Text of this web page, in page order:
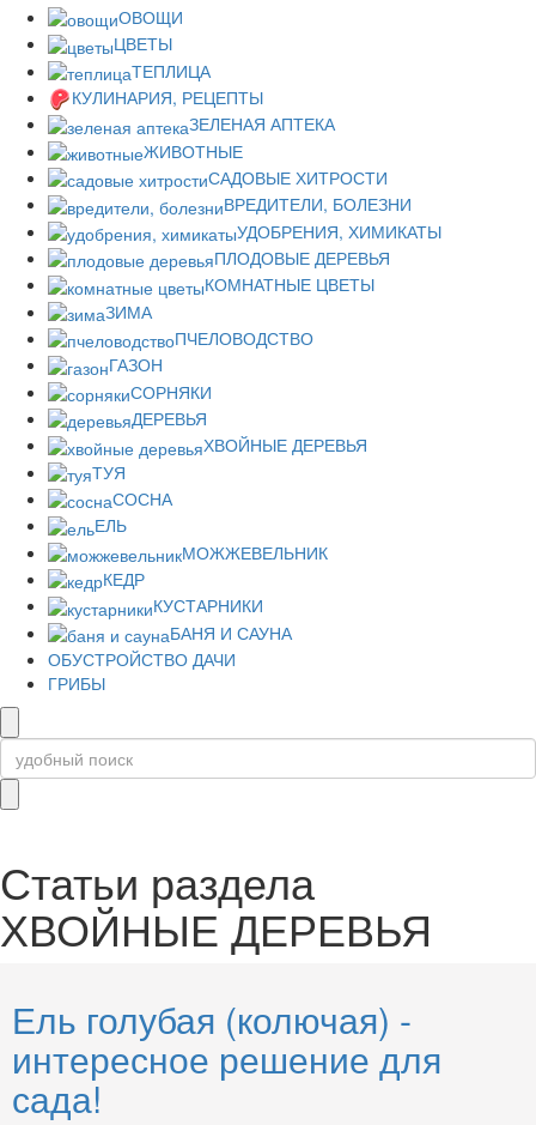
ОВОЩИ
ЦВЕТЫ
ТЕПЛИЦА
КУЛИНАРИЯ, РЕЦЕПТЫ
ЗЕЛЕНАЯ АПТЕКА
ЖИВОТНЫЕ
САДОВЫЕ ХИТРОСТИ
ВРЕДИТЕЛИ, БОЛЕЗНИ
УДОБРЕНИЯ, ХИМИКАТЫ
ПЛОДОВЫЕ ДЕРЕВЬЯ
КОМНАТНЫЕ ЦВЕТЫ
ЗИМА
ПЧЕЛОВОДСТВО
ГАЗОН
СОРНЯКИ
ДЕРЕВЬЯ
ХВОЙНЫЕ ДЕРЕВЬЯ
ТУЯ
СОСНА
ЕЛЬ
МОЖЖЕВЕЛЬНИК
КЕДР
КУСТАРНИКИ
БАНЯ И САУНА
ОБУСТРОЙСТВО ДАЧИ
ГРИБЫ
Статьи раздела
ХВОЙНЫЕ ДЕРЕВЬЯ
Ель голубая (колючая) -
интересное решение для
сада!